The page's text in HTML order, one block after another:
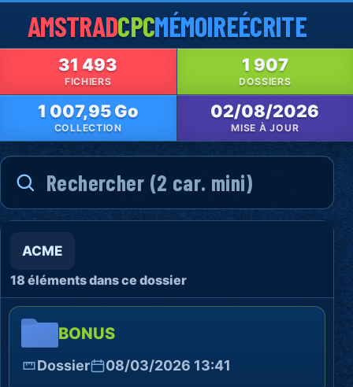
AMSTRADCPCMÉMOIREÉCRITE
31 493
FICHIERS
1 907
DOSSIERS
1 007,95 Go
COLLECTION
02/08/2026
MISE À JOUR
ACME
18 éléments dans ce dossier
BONUS
Dossier 08/03/2026 13:41